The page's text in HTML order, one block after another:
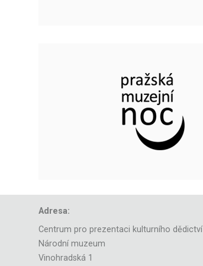
Adresa:
Centrum pro prezentaci kulturního dědictví
Národní muzeum
Vinohradská 1